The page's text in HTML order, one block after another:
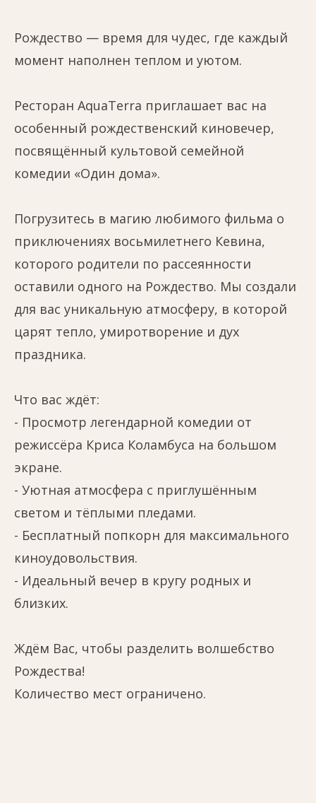
Рождество — время для чудес, где каждый
момент наполнен теплом и уютом.
Ресторан AquaTerra приглашает вас на
особенный рождественский киновечер,
посвящённый культовой семейной
комедии «Один дома».
Погрузитесь в магию любимого фильма о
приключениях восьмилетнего Кевина,
которого родители по рассеянности
оставили одного на Рождество. Мы создали
для вас уникальную атмосферу, в которой
царят тепло, умиротворение и дух
праздника.
Что вас ждёт:
- Просмотр легендарной комедии от
режиссёра Криса Коламбуса на большом
экране.
- Уютная атмосфера с приглушённым
светом и тёплыми пледами.
- Бесплатный попкорн для максимального
киноудовольствия.
- Идеальный вечер в кругу родных и
близких.
Ждём Вас, чтобы разделить волшебство
Рождества!
Количество мест ограничено.